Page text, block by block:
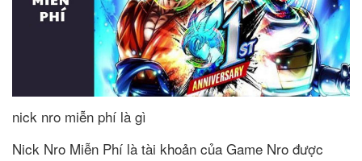
nick nro miễn phí là gì
Nick Nro Miễn Phí là tài khoản của Game Nro được